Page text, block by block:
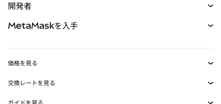
パーペチュアル
RWA
開発者
MetaMask Connect
MetaMaskを入手
価格を見る
イーサリアムの価格
Solanaの価格
交換レートを見る